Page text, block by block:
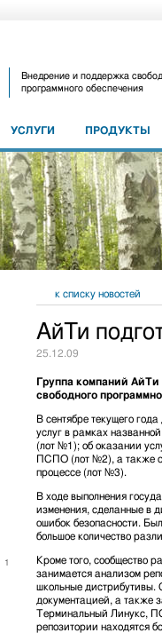
Внедрение и поддержка
программного обеспечения
УСЛУГИ ПРОДУКТЫ
к списку новостей
АйТи
25.12.09
Группа компаний АйТи
свободного
В сентябре текущего
услуг в рамках
(лот №1); об оказании
ПСПО (лот №2), а также
процессе (лот №3).
В ходе выполнения
изменения, сделанные в
ошибок безопасности.
большое количество
Кроме того, сообщество
занимается анализом
школьные дистрибутивы.
документацией, а также
Терминальный Линукс,
репозитории находятся
1